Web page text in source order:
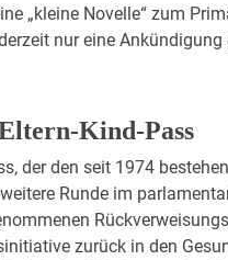
„kleine Novelle“ zum
nur eine
Kind-Pass
der den seit 1974
Runde im
zurück in den